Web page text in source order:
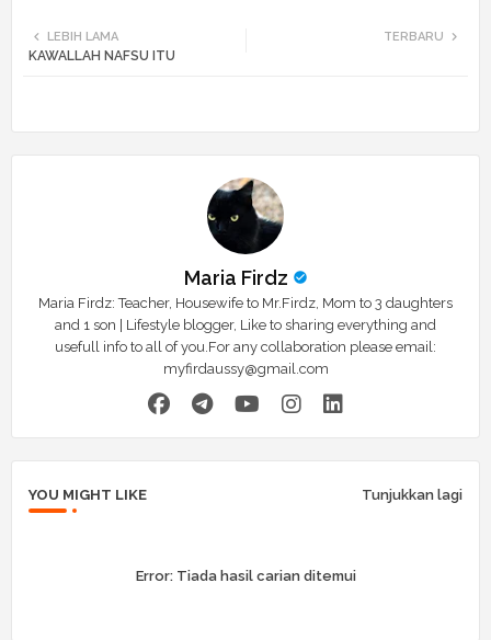
TERBARU
LEBIH LAMA
KAWALLAH NAFSU ITU
Maria Firdz
Maria Firdz: Teacher, Housewife to Mr.Firdz, Mom to 3 daughters
and 1 son | Lifestyle blogger, Like to sharing everything and
usefull info to all of you.For any collaboration please email:
myfirdaussy@gmail.com
YOU MIGHT LIKE Tunjukkan lagi
Error:Tiada hasil carian ditemui